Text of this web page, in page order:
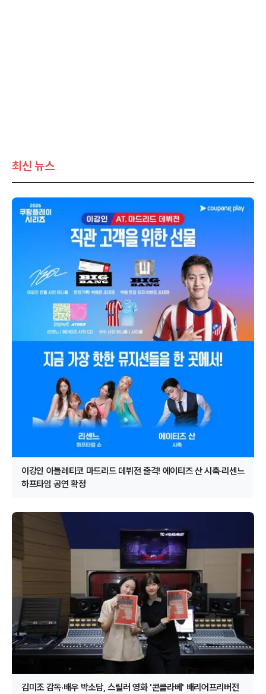
최신 뉴스
이강인 아틀레티코 마드리드 데뷔전 출격! 에이티즈 산 시축·리센느
하프타임 공연 확정
김미조 감독·배우 박소담, 스릴러 영화 '콘클라베' 배리어프리버전